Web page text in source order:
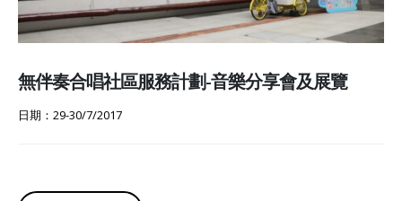
無伴奏合唱社區服務計劃-音樂分享會及展覽
日期：29-30/7/2017